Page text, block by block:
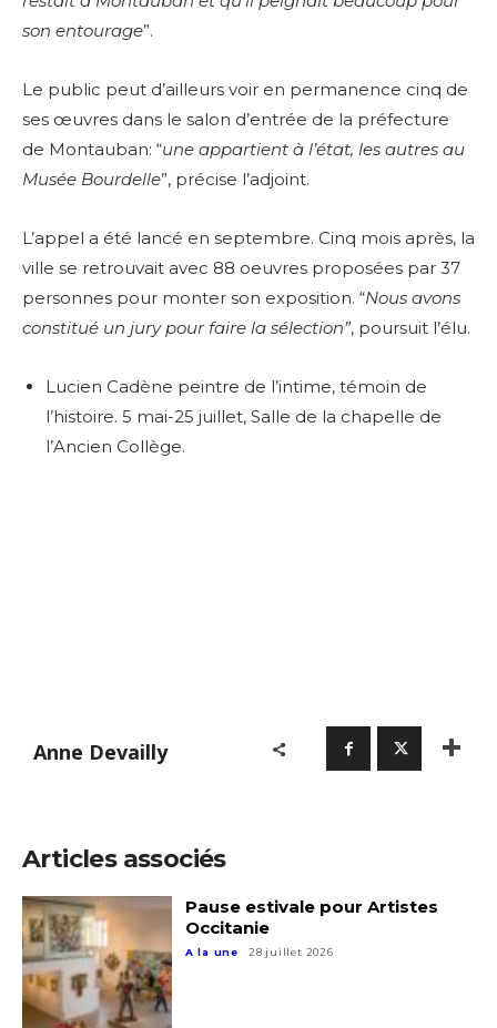
Adresse email*
son entourage”.
Le public peut d’ailleurs voir en permanence cinq de
ses œuvres dans le salon d’entrée de la préfecture
de Montauban: “une appartient à l’état, les autres au
Musée Bourdelle”, précise l’adjoint.
L’appel a été lancé en septembre. Cinq mois après, la
ville se retrouvait avec 88 oeuvres proposées par 37
personnes pour monter son exposition. “Nous avons
constitué un jury pour faire la sélection”, poursuit l’élu.
Lucien Cadène peintre de l’intime, témoin de
l’histoire. 5 mai-25 juillet, Salle de la chapelle de
l’Ancien Collège.
Anne Devailly
Articles associés
Pause estivale pour Artistes
Occitanie
A la une 28 juillet 2026